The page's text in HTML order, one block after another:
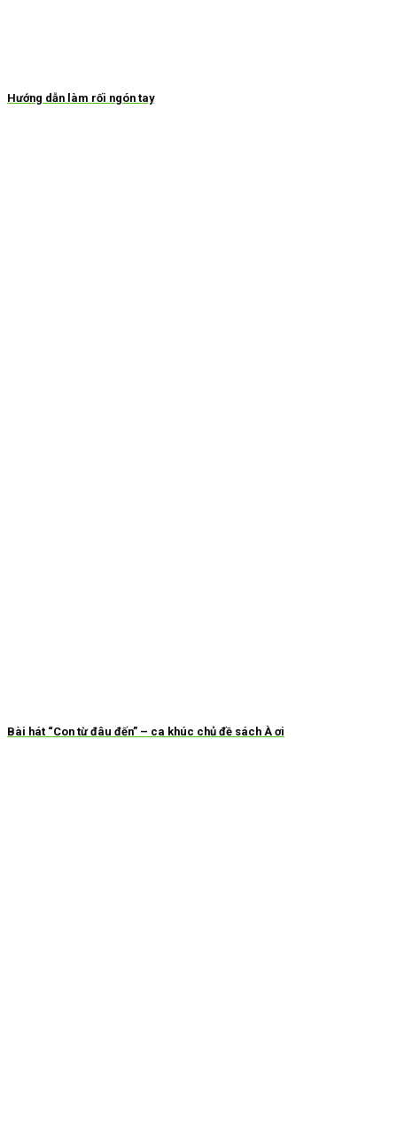
Hướng dẫn làm rối ngón tay
Bài hát “Con từ đâu đến” – ca khúc chủ đề sách À ơi